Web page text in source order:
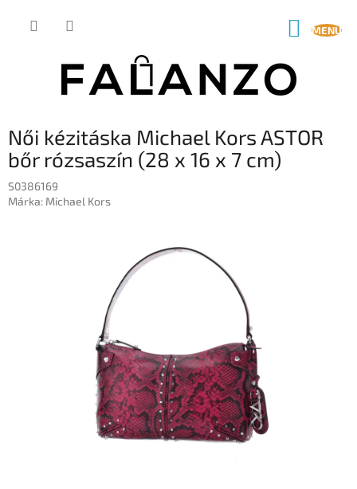
KOSÁR
Női kézitáska Michael Kors ASTOR
bőr rózsaszín (28 x 16 x 7 cm)
S0386169
Márka: Michael Kors